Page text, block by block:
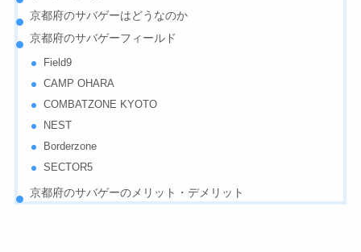
京都府のサバゲーはどうなのか
京都府のサバゲーフィールド
Field9
CAMP OHARA
COMBATZONE KYOTO
NEST
Borderzone
SECTOR5
京都府のサバゲーのメリット・デメリット